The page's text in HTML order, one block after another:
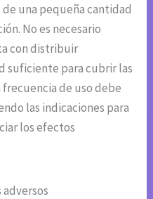
una pequeña cantidad
No es necesario
con distribuir
suficiente para cubrir las
frecuencia de uso debe
las indicaciones para
los efectos